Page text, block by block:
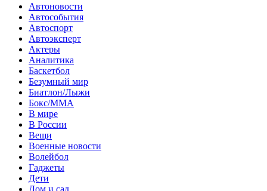
Автоновости
Автособытия
Автоспорт
Автоэксперт
Актеры
Аналитика
Баскетбол
Безумный мир
Биатлон/Лыжи
Бокс/MMA
В мире
В России
Вещи
Военные новости
Волейбол
Гаджеты
Дети
Дом и сад